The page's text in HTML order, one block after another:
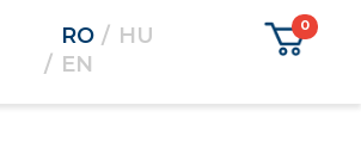
RO
HU
EN